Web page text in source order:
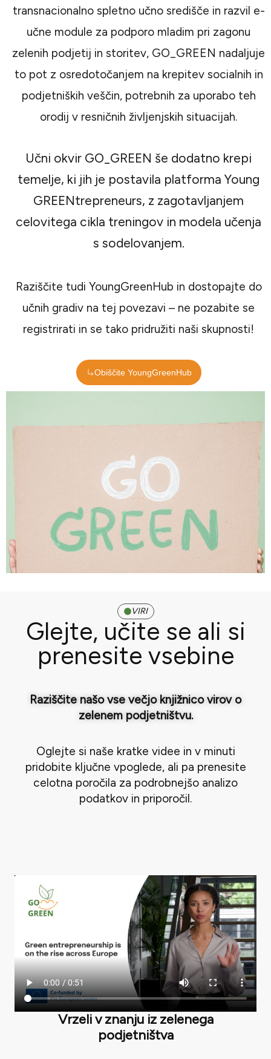
transnacionalno spletno učno središče in razvil e-
učne module za podporo mladim pri zagonu
zelenih podjetij in storitev, GO_GREEN nadaljuje
to pot z osredotočanjem na krepitev socialnih in
podjetniških veščin, potrebnih za uporabo teh
orodij v resničnih življenjskih situacijah.
Učni okvir GO_GREEN še dodatno krepi
temelje, ki jih je postavila platforma Young
GREENtrepreneurs, z zagotavljanjem
celovitega cikla treningov in modela učenja
s sodelovanjem.
Raziščite tudi YoungGreenHub in dostopajte do
učnih gradiv na tej povezavi – ne pozabite se
registrirati in se tako pridružiti naši skupnosti!
Obiščite YoungGreenHub
VIRI
Glejte, učite se ali si
prenesite vsebine
Raziščite našo vse večjo knjižnico virov o
zelenem podjetništvu.
Oglejte si naše kratke videe in v minuti
pridobite ključne vpoglede, ali pa prenesite
celotna poročila za podrobnejšo analizo
podatkov in priporočil.
Vrzeli v znanju iz zelenega
podjetništva